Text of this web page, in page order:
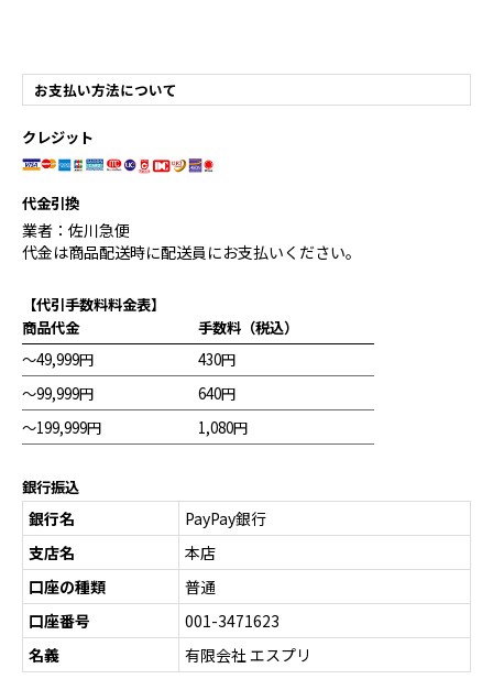
お支払い方法について
クレジット
代金引換
業者：佐川急便
代金は商品配送時に配送員にお支払いください。
【代引手数料料金表】
商品代金
～49,999円
～99,999円
～199,999円
手数料（税込）
430円
640円
1,080円
銀行振込
銀行名
PayPay銀行
支店名
本店
口座の種類
普通
口座番号
001-3471623
名義
有限会社 エスプリ